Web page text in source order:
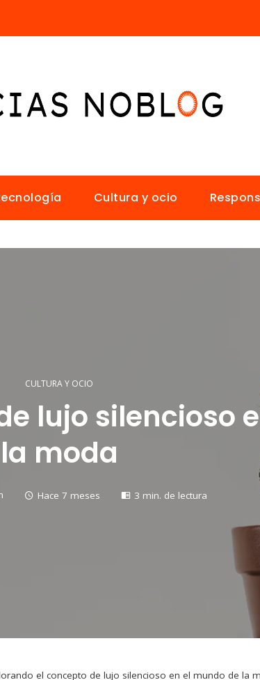
Cultura y ocio
CULTURA Y OCIO
lujo silencioso
la moda
Hace 7 meses 3 min. de lectura
el concepto de lujo silencioso en el mundo de la